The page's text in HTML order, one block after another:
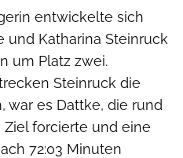
entwickelte sich
und Katharina Steinruck
um Platz zwei.
Steinruck die
war es Dattke, die rund
forcierte und eine
72:03 Minuten